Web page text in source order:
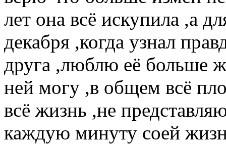
лет она всё искупила ,а
декабря ,когда узнал
друга ,люблю её больше
ней могу ,в общем всё
всё жизнь ,не
каждую минуту соей